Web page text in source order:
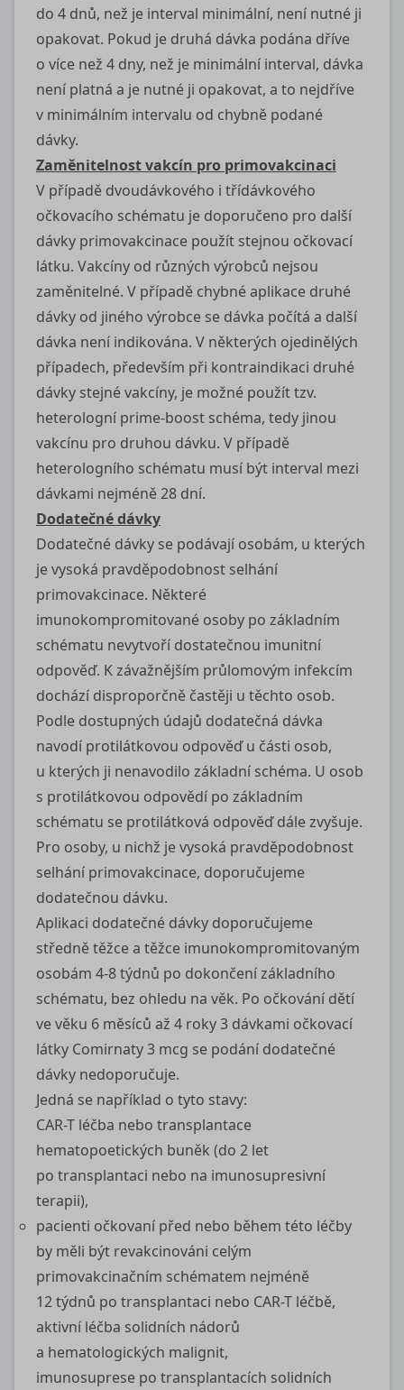
do 4 dnů, než je interval minimální, není nutné ji
opakovat. Pokud je druhá dávka podána dříve
o více než 4 dny, než je minimální interval, dávka
není platná a je nutné ji opakovat, a to nejdříve
v minimálním intervalu od chybně podané
dávky.
Zaměnitelnost vakcín pro primovakcinaci
V případě dvoudávkového i třídávkového
očkovacího schématu je doporučeno pro další
dávky primovakcinace použít stejnou očkovací
látku. Vakcíny od různých výrobců nejsou
zaměnitelné. V případě chybné aplikace druhé
dávky od jiného výrobce se dávka počítá a další
dávka není indikována. V některých ojedinělých
případech, především při kontraindikaci druhé
dávky stejné vakcíny, je možné použít tzv.
heterologní prime-boost schéma, tedy jinou
vakcínu pro druhou dávku. V případě
heterologního schématu musí být interval mezi
dávkami nejméně 28 dní.
Dodatečné dávky
Dodatečné dávky se podávají osobám, u kterých
je vysoká pravděpodobnost selhání
primovakcinace. Některé
imunokompromitované osoby po základním
schématu nevytvoří dostatečnou imunitní
odpověď. K závažnějším průlomovým infekcím
dochází disproporčně častěji u těchto osob.
Podle dostupných údajů dodatečná dávka
navodí protilátkovou odpověď u části osob,
u kterých ji nenavodilo základní schéma. U osob
s protilátkovou odpovědí po základním
schématu se protilátková odpověď dále zvyšuje.
Pro osoby, u nichž je vysoká pravděpodobnost
selhání primovakcinace, doporučujeme
dodatečnou dávku.
Aplikaci dodatečné dávky doporučujeme
středně těžce a těžce imunokompromitovaným
osobám 4-8 týdnů po dokončení základního
schématu, bez ohledu na věk. Po očkování dětí
ve věku 6 měsíců až 4 roky 3 dávkami očkovací
látky Comirnaty 3 mcg se podání dodatečné
dávky nedoporučuje.
Jedná se například o tyto stavy:
CAR-T léčba nebo transplantace
hematopoetických buněk (do 2 let
po transplantaci nebo na imunosupresivní
terapii),
pacienti očkovaní před nebo během této léčby
by měli být revakcinováni celým
primovakcinačním schématem nejméně
12 týdnů po transplantaci nebo CAR-T léčbě,
aktivní léčba solidních nádorů
a hematologických malignit,
imunosuprese po transplantacích solidních